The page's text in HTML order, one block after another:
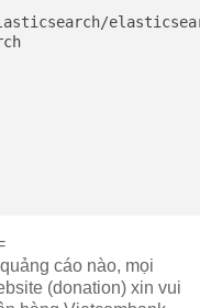
cáo nào, mọi
(donation) xin vui